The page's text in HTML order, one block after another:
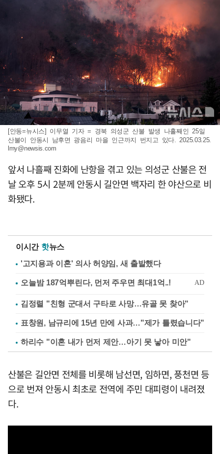
[안동=뉴시스] 이무열 기자 = 경북 의성군 산불 발생 나흘째인 25일
산불이 안동시 남후면 광음리 마을 인근까지 번지고 있다. 2025.03.25.
lmy@newsis.com
앞서 나흘째 진화에 난항을 겪고 있는 의성군 산불은 전
날 오후 5시 2분께 안동시 길안면 백자리 한 야산으로 비
화됐다.
이시간 핫뉴스
'고지용과 이혼' 의사 허양임, 새 출발했다
김정렬 "친형 군대서 구타로 사망…유골 못 찾아"
표창원, 남규리에 15년 만에 사과…"제가 틀렸습니다"
하리수 "이혼 내가 먼저 제안…아기 못 낳아 미안"
산불은 길안면 전체를 비롯해 남선면, 임하면, 풍천면 등
으로 번져 안동시 최초로 전역에 주민 대피령이 내려졌
다.